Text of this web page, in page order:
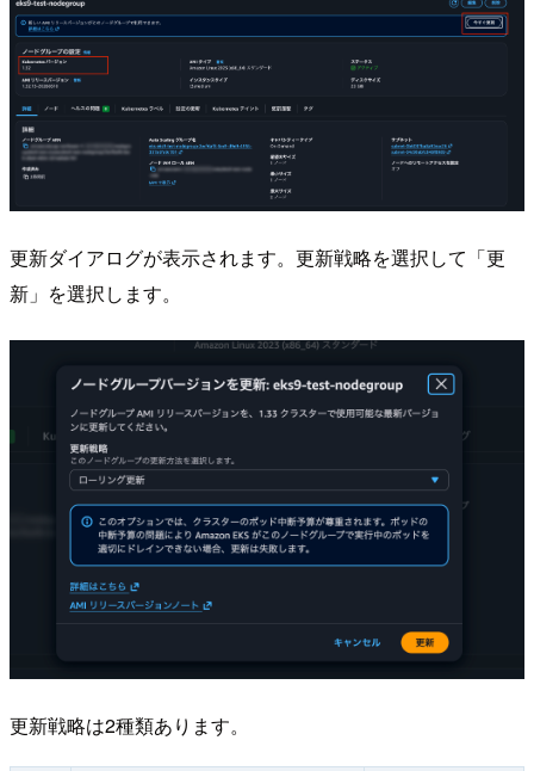
更新ダイアログが表示されます。更新戦略を選択して「更
新」を選択します。
更新戦略は2種類あります。